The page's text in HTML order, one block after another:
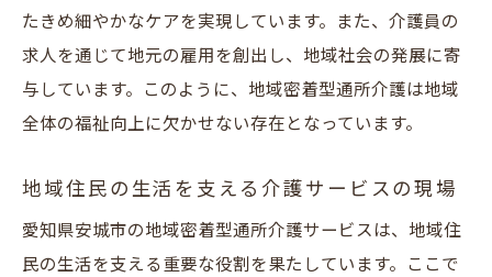
たきめ細やかなケアを実現しています。また、介護員の
求人を通じて地元の雇用を創出し、地域社会の発展に寄
与しています。このように、地域密着型通所介護は地域
全体の福祉向上に欠かせない存在となっています。
地域住民の生活を支える介護サービスの現場
愛知県安城市の地域密着型通所介護サービスは、地域住
民の生活を支える重要な役割を果たしています。ここで